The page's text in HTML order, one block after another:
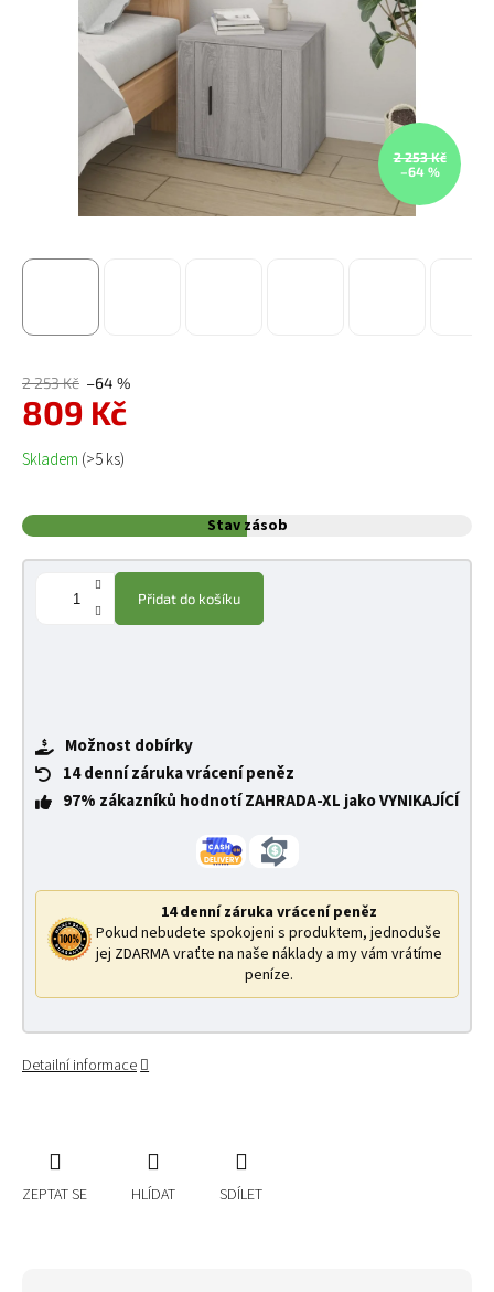
2 253 Kč
–64 %
2 253 Kč –64 %
809 Kč
Měrná cena:
Skladem (>5 ks)
Stav zásob
Přidat do košíku
Možnost dobírky
14 denní záruka vrácení peněz
97% zákazníků hodnotí ZAHRADA-XL jako VYNIKAJÍCÍ
14 denní záruka vrácení peněz
Pokud nebudete spokojeni s produktem, jednoduše
jej ZDARMA vraťte na naše náklady a my vám vrátíme
peníze.
Detailní informace
ZEPTAT SE HLÍDAT SDÍLET